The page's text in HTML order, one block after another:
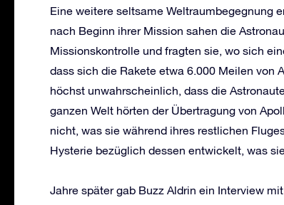
Eine weitere seltsame Weltraumbegegnung
nach Beginn ihrer Mission sahen die
Missionskontrolle und fragten sie, wo sich
dass sich die Rakete etwa 6.000 Meilen von
höchst unwahrscheinlich, dass die
ganzen Welt hörten der Übertragung von
nicht, was sie während ihres restlichen
Hysterie bezüglich dessen entwickelt, was
Jahre später gab Buzz Aldrin ein Interview